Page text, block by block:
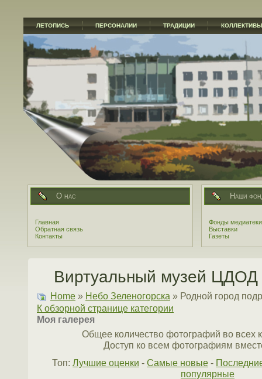
ЛЕТОПИСЬ ПЕРСОНАЛИИ ТРАДИЦИИ КОЛЛЕКТИВЫ
О нас
Главная
Обратная связь
Контакты
Наши
Фонды медиатеки
Выставки
Газеты
Виртуальный музей ЦДОД
Home » Небо Зеленогорска » Родной город
К обзорной странице категории
Моя галерея
Общее количество фотографий во всех
Доступ ко всем фотографиям
Топ: Лучшие оценки - Самые новые -
популярные